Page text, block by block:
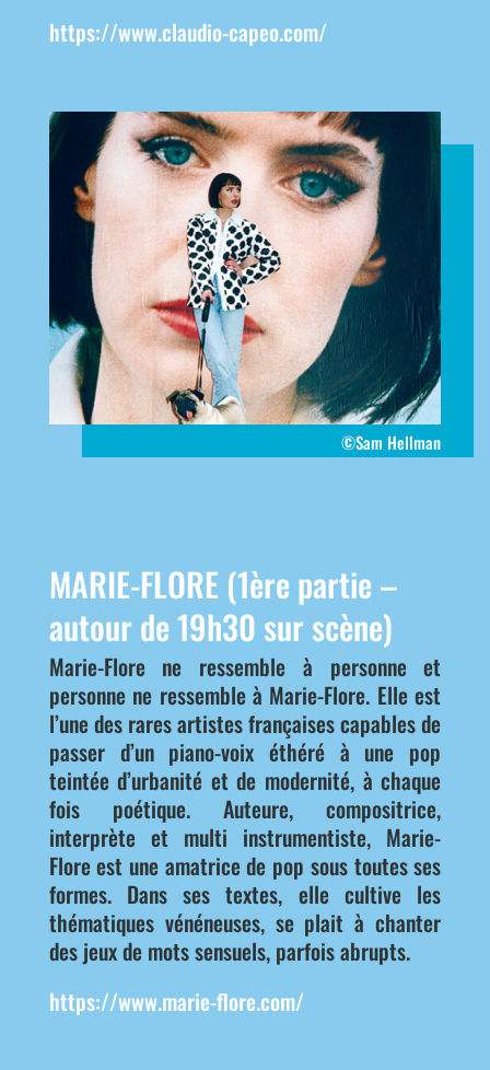
https://www.claudio-capeo.com/
©Sam Hellman
MARIE-FLORE (1ère partie –
autour de 19h30 sur scène)
Marie-Flore ne ressemble à personne et
personne ne ressemble à Marie-Flore. Elle est
l’une des rares artistes françaises capables de
passer d’un piano-voix éthéré à une pop
teintée d’urbanité et de modernité, à chaque
fois poétique. Auteure, compositrice,
interprète et multi instrumentiste, Marie-
Flore est une amatrice de pop sous toutes ses
formes. Dans ses textes, elle cultive les
thématiques vénéneuses, se plait à chanter
des jeux de mots sensuels, parfois abrupts.
https://www.marie-flore.com/